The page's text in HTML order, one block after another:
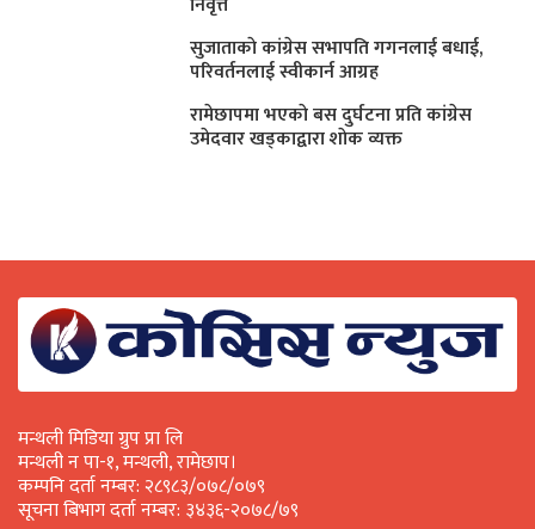
सुजाताकाे कांग्रेस सभापति गगनलाई बधाई,
परिवर्तनलाई स्वीकार्न आग्रह
रामेछापमा भएकाे बस दुर्घटना प्रति कांग्रेस
उमेदवार खड्काद्वारा शाेक व्यक्त
मन्थली मिडिया ग्रुप प्रा लि
मन्थली न पा-१, मन्थली, रामेछाप।
कम्पनि दर्ता नम्बर: २८९८३/०७८/०७९
सूचना बिभाग दर्ता नम्बर: ३४३६-२०७८/७९